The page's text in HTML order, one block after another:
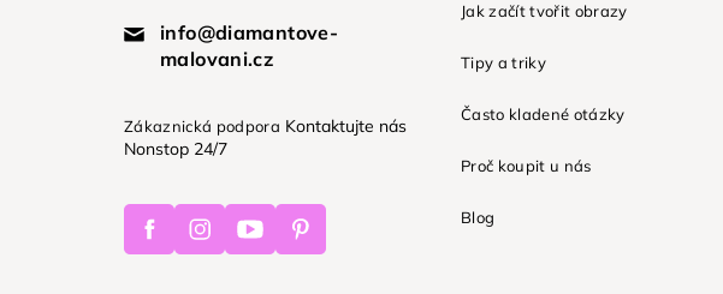
info@diamantove-
malovani.cz
Zákaznická podpora Kontaktujte nás
Nonstop 24/7
FacebookInstagramYoutubePinterest
Jak začít tvořit obrazy
Tipy a triky
Často kladené otázky
Proč koupit u nás
Blog